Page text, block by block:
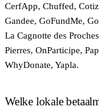
CerfApp, Chuffed,
Gandee, GoFundMe,
La Cagnotte des
Pierres, OnParticipe,
WhyDonate, Yapla.
Welke lokale